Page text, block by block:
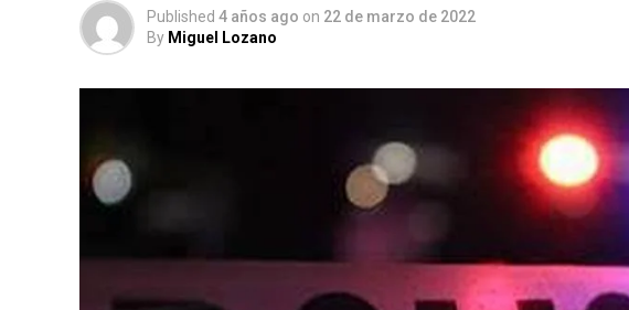
Published 4 años ago on 22 de marzo de 2022
By Miguel Lozano